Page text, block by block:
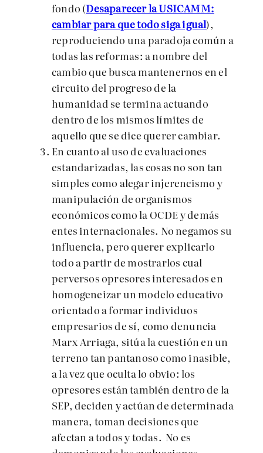
fondo (Desaparecer la USICAMM:
cambiar para que todo siga igual),
reproduciendo una paradoja común a
todas las reformas: a nombre del
cambio que busca mantenernos en el
circuito del progreso de la
humanidad se termina actuando
dentro de los mismos límites de
aquello que se dice querer cambiar.
En cuanto al uso de evaluaciones
estandarizadas, las cosas no son tan
simples como alegar injerencismo y
manipulación de organismos
económicos como la OCDE y demás
entes internacionales. No negamos su
influencia, pero querer explicarlo
todo a partir de mostrarlos cual
perversos opresores interesados en
homogeneizar un modelo educativo
orientado a formar individuos
empresarios de sí, como denuncia
Marx Arriaga, sitúa la cuestión en un
terreno tan pantanoso como inasible,
a la vez que oculta lo obvio: los
opresores están también dentro de la
SEP, deciden y actúan de determinada
manera, toman decisiones que
afectan a todos y todas. No es